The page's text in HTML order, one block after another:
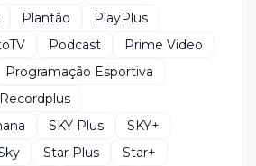
Plantão
PlayPlus
Podcast
Prime Video
Programação Esportiva
Recordplus
SKY Plus
SKY+
Star Plus
Star+